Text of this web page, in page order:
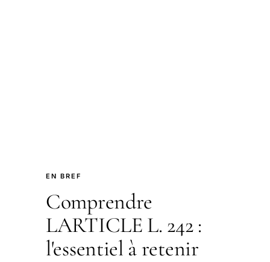
EN BREF
Comprendre
LARTICLE L. 242 :
l'essentiel à retenir